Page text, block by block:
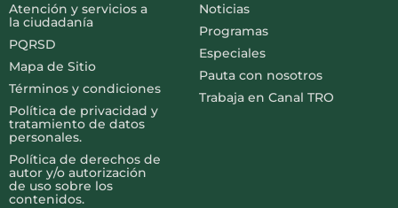
Atención y servicios a
la ciudadanía
PQRSD
Mapa de Sitio
Términos y condiciones
Política de privacidad y
tratamiento de datos
personales.
Política de derechos de
autor y/o autorización
de uso sobre los
contenidos.
Noticias
Programas
Especiales
Pauta con nosotros
Trabaja en Canal TRO